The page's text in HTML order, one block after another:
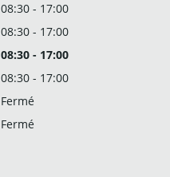
08:30 - 17:00
08:30 - 17:00
08:30 - 17:00
08:30 - 17:00
Fermé
Fermé